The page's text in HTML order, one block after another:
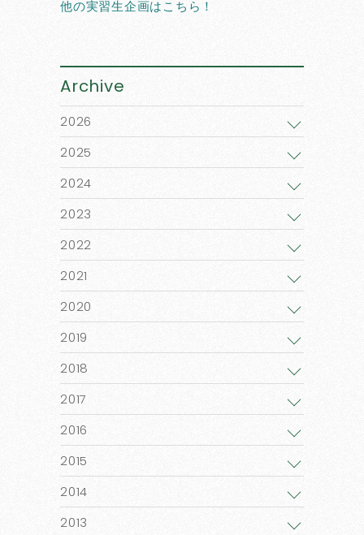
他の実習生企画はこちら！
Archive
2026
2025
2024
2023
2022
2021
2020
2019
2018
2017
2016
2015
2014
2013